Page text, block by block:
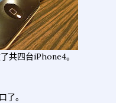
共四台iPhone4。
。